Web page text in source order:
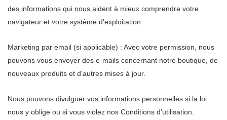
des informations qui nous aident à mieux comprendre votre
navigateur et votre système d’exploitation.
Marketing par email (si applicable) : Avec votre permission, nous
pouvons vous envoyer des e-mails concernant notre boutique, de
nouveaux produits et d’autres mises à jour.
Nous pouvons divulguer vos informations personnelles si la loi
nous y oblige ou si vous violez nos Conditions d’utilisation.